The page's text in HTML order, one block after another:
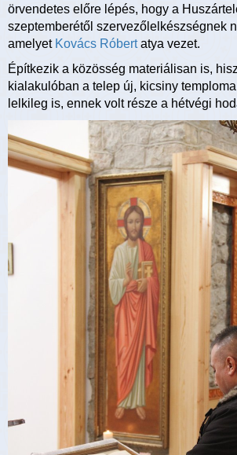
örvendetes előre lépés, hogy a
szeptemberétől szervezőlelkészségnek
amelyet Kovács Róbertatya vezet.
Építkezik a közösség materiálisan is,
kialakulóban a telep új, kicsiny
lelkileg is, ennek volt része a hétvégi